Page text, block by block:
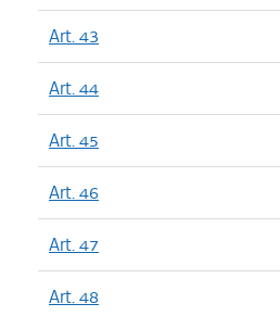
Art. 43
Art. 44
Art. 45
Art. 46
Art. 47
Art. 48